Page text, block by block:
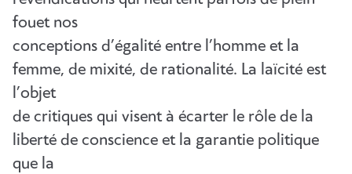
fouet nos
conceptions d’égalité entre l’homme et la
femme, de mixité, de rationalité. La laïcité est
l’objet
de critiques qui visent à écarter le rôle de la
liberté de conscience et la garantie politique
que la